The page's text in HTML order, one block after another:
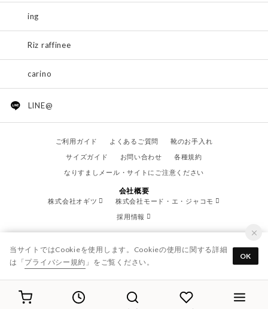
ing
Riz raffinee
carino
LINE@
ご利用ガイド よくあるご質問
靴のお手入れ
サイズガイド
お問い合わせ
各種規約
なりすましメール・サイトにご注意ください
会社概要
株式会社オギツ
株式会社モード・エ・ジャコモ
採用情報
© OGITSU CO.,LTD. / All Right Reserved.
当サイトではCookieを使用します。Cookieの使用に関する詳細
は「プライバシー規約 」をご覧ください。
OK